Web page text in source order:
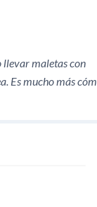
llevar maletas con
Es mucho más